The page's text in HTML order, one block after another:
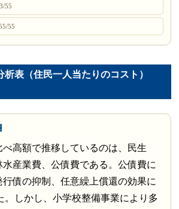
55
55
析表（住民一人当たりのコスト）
高額で推移しているのは、民生
産業費、公債費である。公債費に
債の抑制、任意繰上償還の効果に
。しかし、小学校整備事業により多